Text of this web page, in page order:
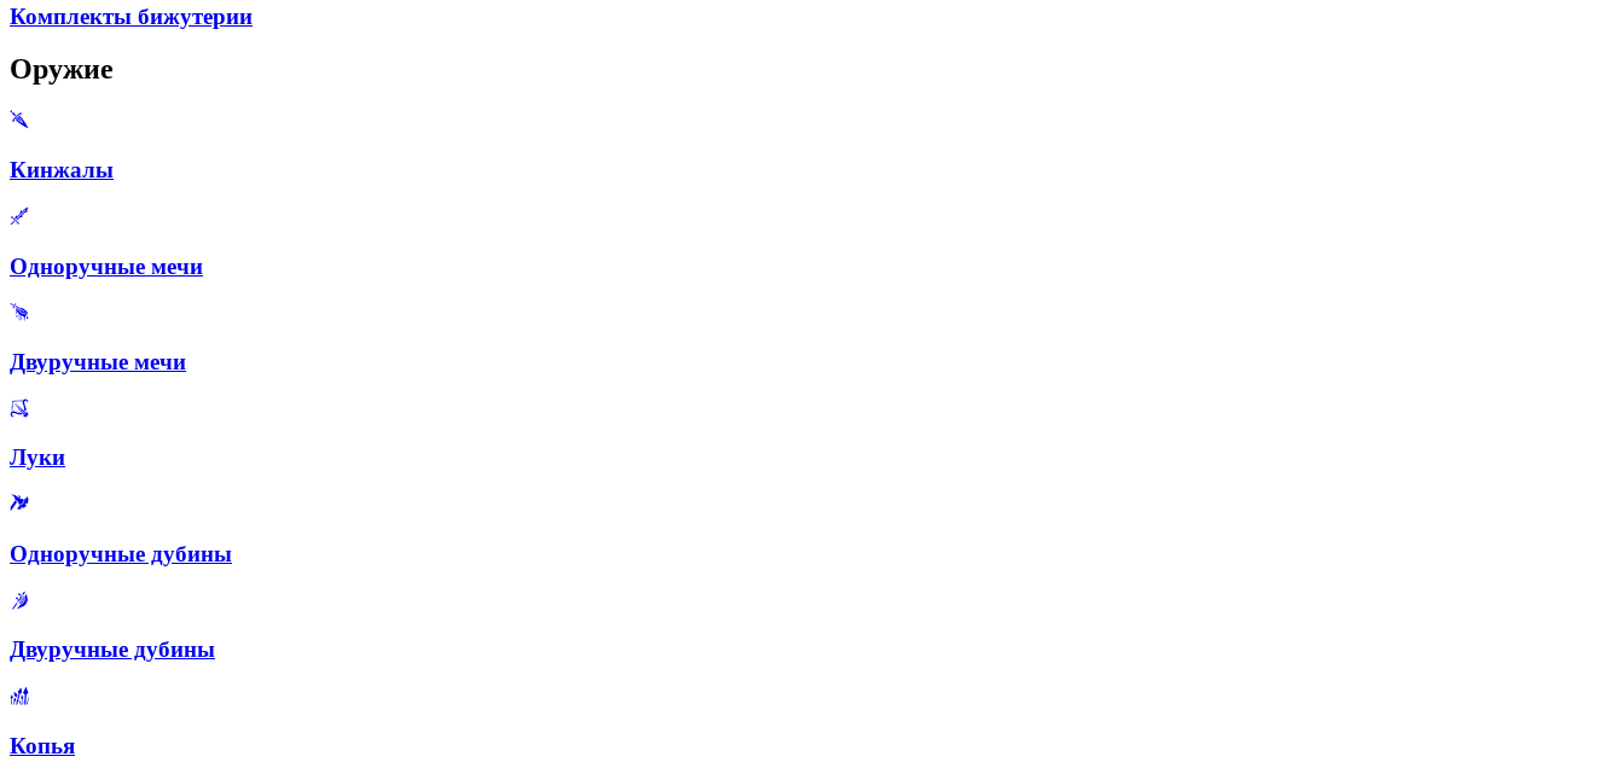
Комплекты бижутерии
Оружие
Кинжалы
Одноручные мечи
Двуручные мечи
Луки
Одноручные дубины
Двуручные дубины
Копья